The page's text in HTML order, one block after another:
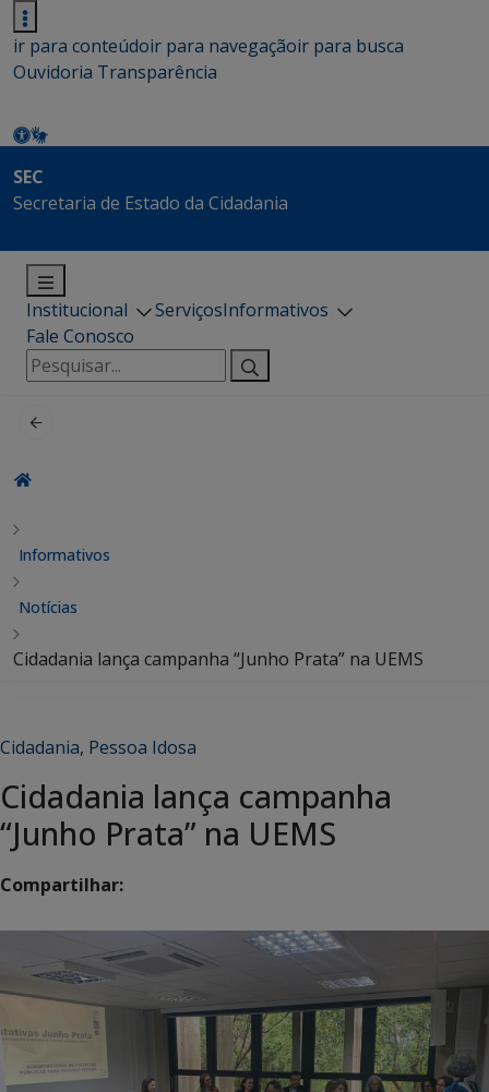
ir para conteúdoir para navegaçãoir para busca
Ouvidoria Transparência
SEC
Secretaria de Estado da Cidadania
Institucional ServiçosInformativos
Fale Conosco
Pesquisar
por:
Informativos
Notícias
Cidadania lança campanha “Junho Prata” na UEMS
Cidadania, Pessoa Idosa
Cidadania lança campanha
“Junho Prata” na UEMS
Compartilhar: